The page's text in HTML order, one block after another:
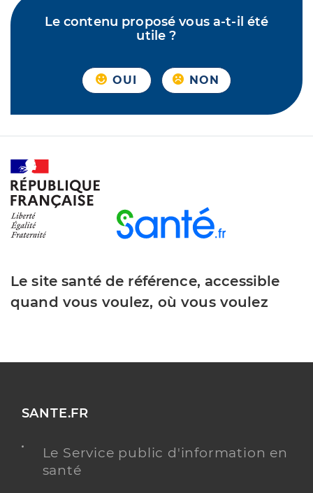
Le contenu proposé vous a-t-il été
utile ?
OUI NON
Le site santé de référence, accessible
quand vous voulez, où vous voulez
SANTE.FR
Le Service public d'information en
santé